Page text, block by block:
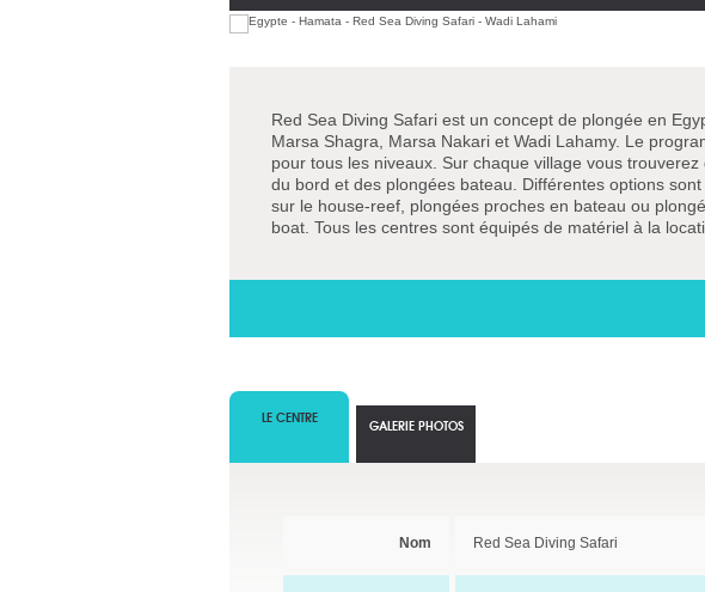
Red Sea Diving Safari est un concept de plongée en
Marsa Shagra, Marsa Nakari et Wadi Lahamy. Le
pour tous les niveaux. Sur chaque village vous
du bord et des plongées bateau. Différentes options
sur le house-reef, plongées proches en bateau ou
boat. Tous les centres sont équipés de matériel à la
LE CENTRE
Nom Red Sea Diving Safari
GALERIE PHOTOS